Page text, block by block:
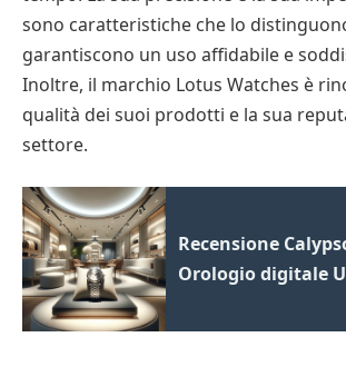
sono caratteristiche che lo
garantiscono un uso affidabile e
Inoltre, il marchio Lotus Watches è
qualità dei suoi prodotti e la sua
settore.
Recensione
Orologio digitale